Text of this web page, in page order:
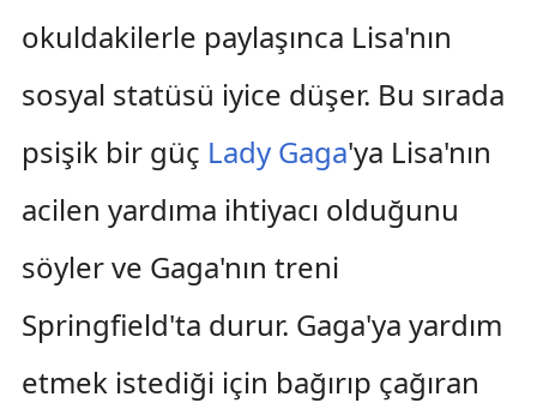
okuldakilerle paylaşınca Lisa'nın
sosyal statüsü iyice düşer. Bu sırada
psişik bir güç Lady Gaga'ya Lisa'nın
acilen yardıma ihtiyacı olduğunu
söyler ve Gaga'nın treni
Springfield'ta durur. Gaga'ya yardım
etmek istediği için bağırıp çağıran